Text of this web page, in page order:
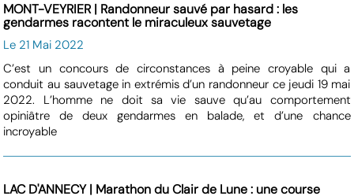
MONT-VEYRIER | Randonneur sauvé par hasard : les
gendarmes racontent le miraculeux sauvetage
Le 21 Mai 2022
C’est un concours de circonstances à peine croyable qui a
conduit au sauvetage in extrémis d’un randonneur ce jeudi 19 mai
2022. L’homme ne doit sa vie sauve qu’au comportement
opiniâtre de deux gendarmes en balade, et d’une chance
incroyable
LAC D'ANNECY | Marathon du Clair de Lune : une course